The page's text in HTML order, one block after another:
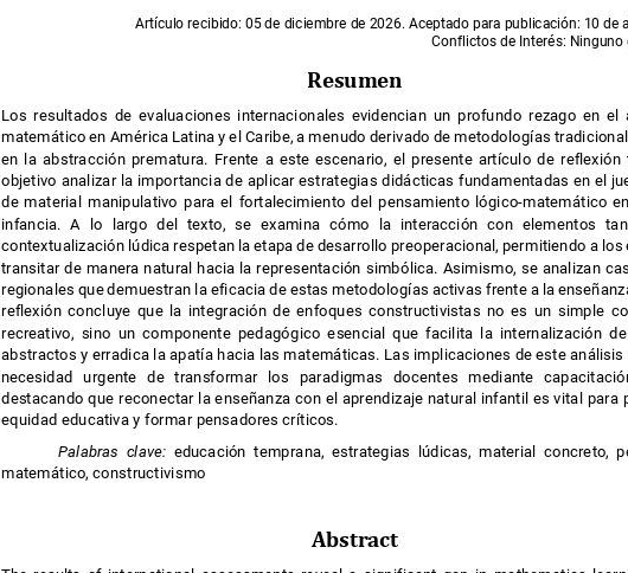
Artículo recibido: 05 de diciembre de 2026. Aceptado para publicación: 10 de
Conflictos de Interés: Ninguno
Resumen
Los resultados de evaluaciones internacionales evidencian un profundo rezago en el
matemático en América Latina y el Caribe, a menudo derivado de metodologías
en la abstracción prematura. Frente a este escenario, el presente artículo de
objetivo analizar la importancia de aplicar estrategias didácticas fundamentadas en el
de material manipulativo para el fortalecimiento del pensamiento lógico-matemático
infancia. A lo largo del texto, se examina cómo la interacción con elementos
contextualización lúdica respetan la etapa de desarrollo preoperacional, permitiendo a los
transitar de manera natural hacia la representación simbólica. Asimismo, se analizan
regionales que demuestran la eficacia de estas metodologías activas frente a la
reflexión concluye que la integración de enfoques constructivistas no es un simple
recreativo, sino un componente pedagógico esencial que facilita la internalización
abstractos y erradica la apatía hacia las matemáticas. Las implicaciones de este análisis
necesidad urgente de transformar los paradigmas docentes mediante
destacando que reconectar la enseñanza con el aprendizaje natural infantil es vital para
equidad educativa y formar pensadores críticos.
Palabras clave: educación temprana, estrategias lúdicas, material concreto,
matemático, constructivismo
Abstract